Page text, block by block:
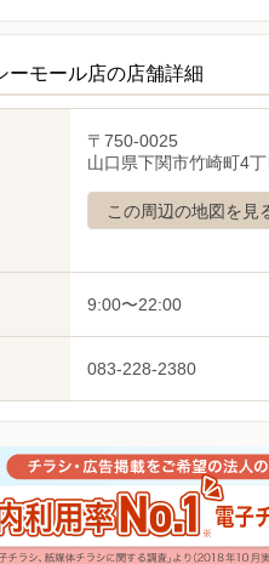
ーモール店の店舗詳細
〒750-0025
山口県下関市竹崎町4
この周辺の地図を見
9:00〜22:00
083-228-2380